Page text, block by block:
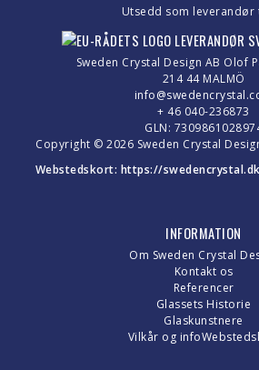
Utsedd som leverandør
Sweden Crystal Design AB Olof
214 44 MALMÖ
+ 46 040-236873
GLN:
Copyright © 2026 Sweden Crystal
Webstedskort: https://
INFORMATION
Om Sweden Crystal
Kontakt os
Referencer
Glassets Historie
Glaskunstnere
Vilkår og info